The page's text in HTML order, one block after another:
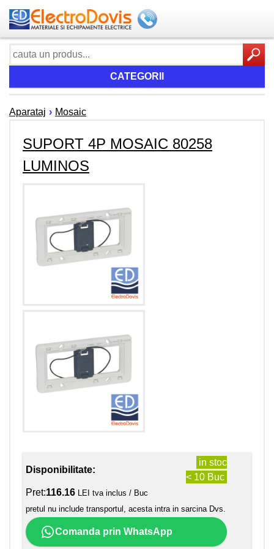
CATEGORII
Aparataj › Mosaic
SUPORT 4P MOSAIC 80258
LUMINOS
Disponibilitate:
in stoc
< 10 Buc
Pret:116.16 LEI tva inclus / Buc
pretul nu include transportul, acesta intra in sarcina Dvs.
Comanda prin WhatsApp